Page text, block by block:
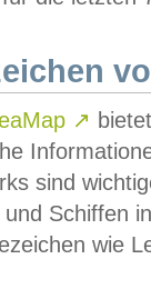
↗
sind
und Schiffen
wie